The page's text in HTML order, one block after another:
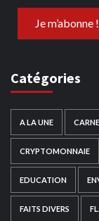
Catégories
A LA UNE
CRYPTOMONNAIE
EDUCATION
FAITS DIVERS